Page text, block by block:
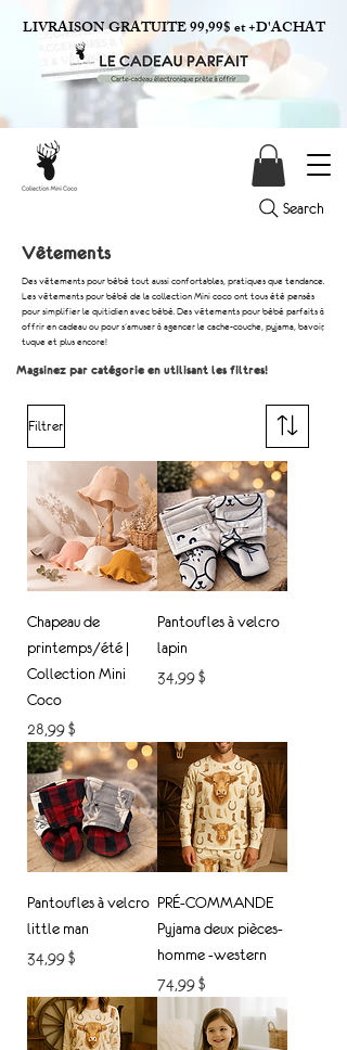
Search
LIVRAISON GRATUITE 99,99$ et +D'ACHAT
Vêtements
Des vêtements pour bébé tout aussi confortables, pratiques que tendance.
Les vêtements pour bébé de la collection Mini coco ont tous été pensés
pour simplifier le quitidien avec bébé. Des vêtements pour bébé parfaits à
offrir en cadeau ou pour s'amuser à agencer le cache-couche, pyjama, bavoir,
tuque et plus encore!
Magsinez par catégorie en utilisant les filtres!
Filtrer
Chapeau de
printemps/été |
Collection Mini
Coco
Prix
28,99 $
Pantoufles à velcro
lapin
Prix
34,99 $
Pantoufles à velcro
little man
Prix
34,99 $
PRÉ-COMMANDE
Pyjama deux pièces-
homme -western
Prix
74,99 $